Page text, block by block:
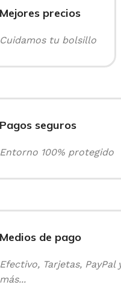
Mejores precios
Cuidamos tu bolsillo
Pagos seguros
Entorno 100% protegido
Medios de pago
Efectivo, Tarjetas, PayPal
más...